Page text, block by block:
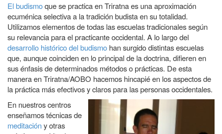
El budismoque se practica en Triratna es una aproximación
ecuménica selectiva a la tradición budista en su totalidad.
Utilizamos elementos de todas las escuelas tradicionales según
su relevancia para el practicante occidental. A lo largo del
desarrollo histórico del budismo han surgido distintas escuelas
que, aunque coinciden en lo principal de la doctrina, difieren en
sus énfasis de determinados métodos o prácticas. De esta
manera en Triratna/AOBO hacemos hincapié en los aspectos de
la práctica más efectivos y claros para las personas occidentales.
En nuestros centros
enseñamos técnicas de
meditacióny otras